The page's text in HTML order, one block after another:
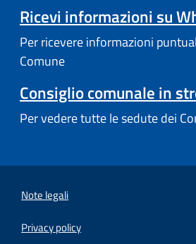
Ricevi informazioni su
Per ricevere informazioni
Comune
Consiglio comunale in
Per vedere tutte le sedute dei
Note legali
Privacy policy